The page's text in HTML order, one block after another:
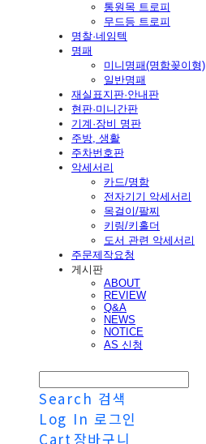
통원목 트로피
무드등 트로피
명찰·네임텍
명패
미니명패(명함꽂이형)
일반명패
재실표지판·안내판
현판·미니간판
기계·장비 명판
주방, 생활
주차번호판
악세서리
카드/명함
전자기기 악세서리
목걸이/팔찌
키링/키홀더
도서 관련 악세서리
주문제작요청
게시판
ABOUT
REVIEW
Q&A
NEWS
NOTICE
AS 신청
Search 검색
Log In 로그인
Cart 장바구니